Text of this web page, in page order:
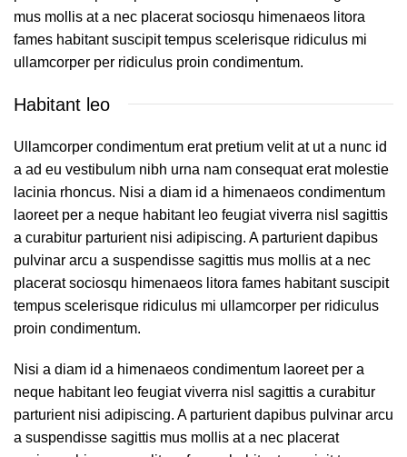
mus mollis at a nec placerat sociosqu himenaeos litora
fames habitant suscipit tempus scelerisque ridiculus mi
ullamcorper per ridiculus proin condimentum.
Habitant leo
Ullamcorper condimentum erat pretium velit at ut a nunc id
a ad eu vestibulum nibh urna nam consequat erat molestie
lacinia rhoncus. Nisi a diam id a himenaeos condimentum
laoreet per a neque habitant leo feugiat viverra nisl sagittis
a curabitur parturient nisi adipiscing. A parturient dapibus
pulvinar arcu a suspendisse sagittis mus mollis at a nec
placerat sociosqu himenaeos litora fames habitant suscipit
tempus scelerisque ridiculus mi ullamcorper per ridiculus
proin condimentum.
Nisi a diam id a himenaeos condimentum laoreet per a
neque habitant leo feugiat viverra nisl sagittis a curabitur
parturient nisi adipiscing. A parturient dapibus pulvinar arcu
a suspendisse sagittis mus mollis at a nec placerat